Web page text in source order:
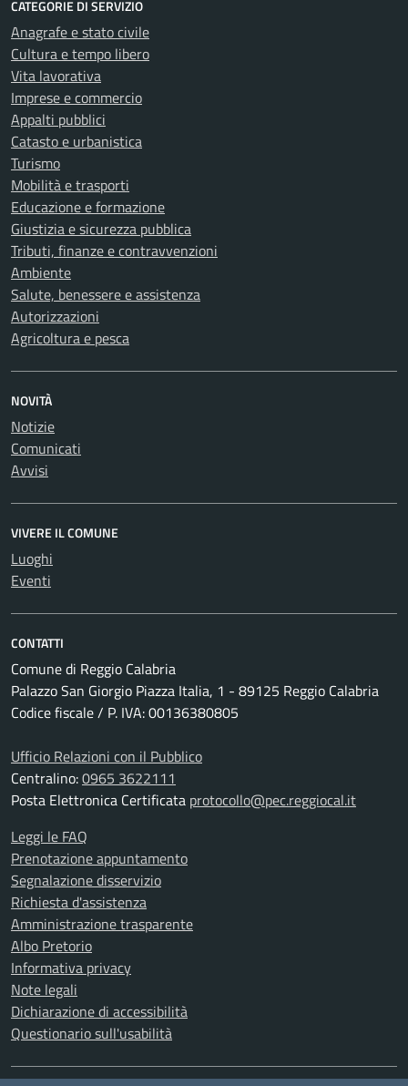
CATEGORIE DI SERVIZIO
Anagrafe e stato civile
Cultura e tempo libero
Vita lavorativa
Imprese e commercio
Appalti pubblici
Catasto e urbanistica
Turismo
Mobilità e trasporti
Educazione e formazione
Giustizia e sicurezza pubblica
Tributi, finanze e contravvenzioni
Ambiente
Salute, benessere e assistenza
Autorizzazioni
Agricoltura e pesca
NOVITÀ
Notizie
Comunicati
Avvisi
VIVERE IL COMUNE
Luoghi
Eventi
CONTATTI
Comune di Reggio Calabria
Palazzo San Giorgio Piazza Italia, 1 - 89125 Reggio Calabria
Codice fiscale / P. IVA: 00136380805
Ufficio Relazioni con il Pubblico
Centralino:0965 3622111
Posta Elettronica Certificata protocollo@pec.reggiocal.it
Leggi le FAQ
Prenotazione appuntamento
Segnalazione disservizio
Richiesta d'assistenza
Amministrazione trasparente
Albo Pretorio
Informativa privacy
Note legali
Dichiarazione di accessibilità
Questionario sull'usabilità